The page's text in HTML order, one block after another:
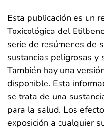
Esta publicación es un
Toxicológica del
serie de resúmenes de
sustancias peligrosas y
También hay una
disponible. Esta
se trata de una
para la salud. Los
exposición a cualquier